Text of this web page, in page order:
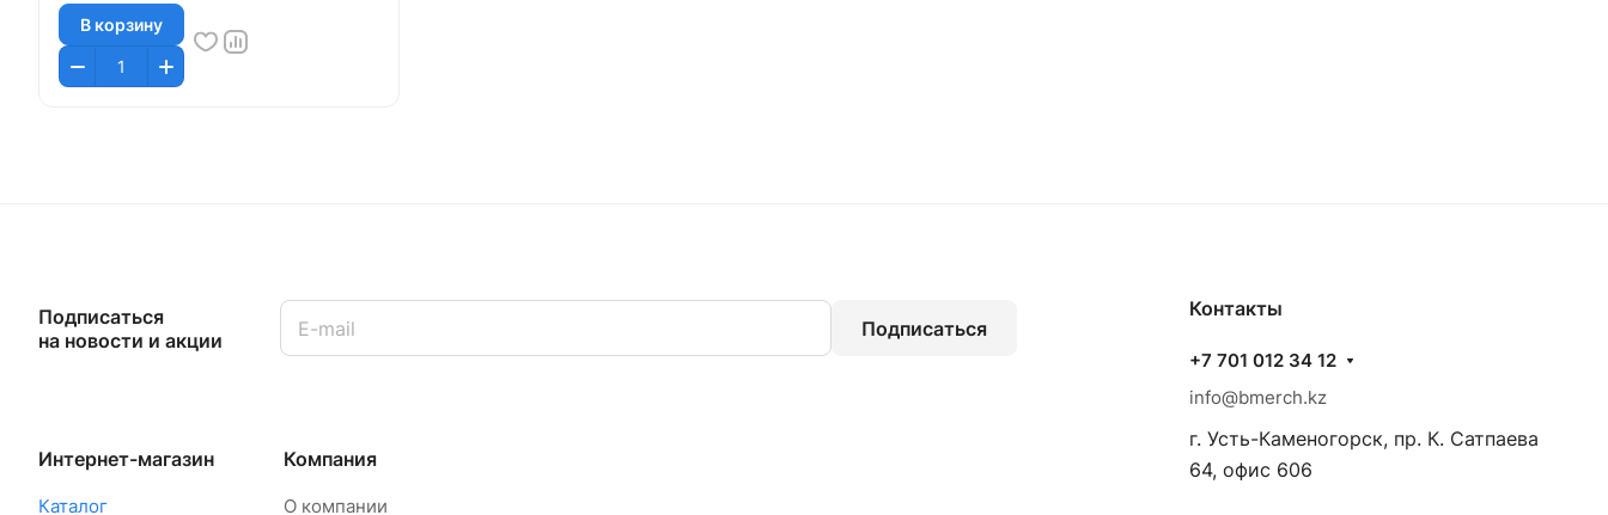
В корзину
Подписаться
на новости и акции
Подписаться
Интернет-магазин
Каталог
Компания
О компании
Контакты
+7 701 012 34 12
info@bmerch.kz
г. Усть-Каменогорск, пр. К. Сатпаева
64, офис 606